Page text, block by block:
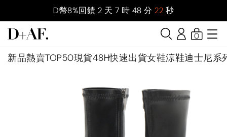
D幣8%回饋 2 天 7 時 48 分 20 秒
新品熱賣TOP50現貨48H快速出貨女鞋涼鞋迪士尼系
0